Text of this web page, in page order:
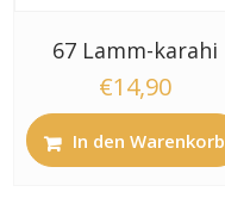
67 Lamm-karahi
€14,90
In den Warenkorb